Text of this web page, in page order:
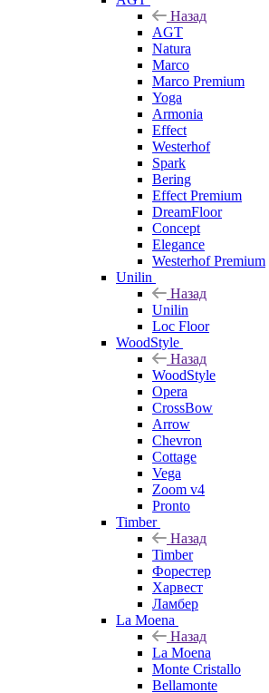
Назад
AGT
Natura
Marco
Marco Premium
Yoga
Armonia
Effect
Westerhof
Spark
Bering
Effect Premium
DreamFloor
Concept
Elegance
Westerhof Premium
Unilin
Назад
Unilin
Loc Floor
WoodStyle
Назад
WoodStyle
Opera
CrossBow
Arrow
Chevron
Cottage
Vega
Zoom v4
Pronto
Timber
Назад
Timber
Форестер
Харвест
Ламбер
La Moena
Назад
La Moena
Monte Cristallo
Bellamonte